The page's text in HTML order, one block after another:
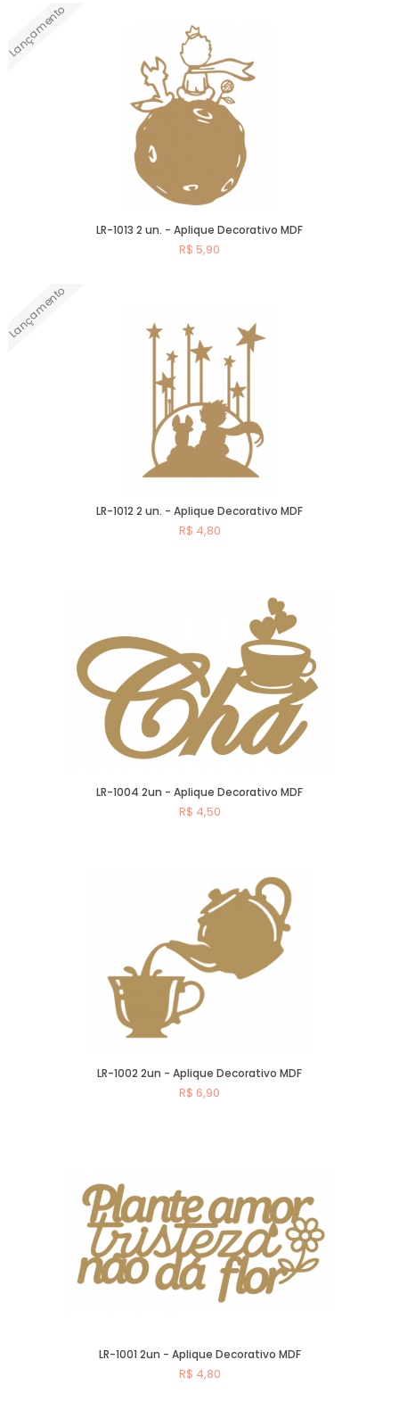
Lançamento
LR-1013 2 un. - Aplique Decorativo MDF
R$ 5,90
Lançamento
LR-1012 2 un. - Aplique Decorativo MDF
R$ 4,80
LR-1004 2un - Aplique Decorativo MDF
R$ 4,50
LR-1002 2un - Aplique Decorativo MDF
R$ 6,90
LR-1001 2un - Aplique Decorativo MDF
R$ 4,80